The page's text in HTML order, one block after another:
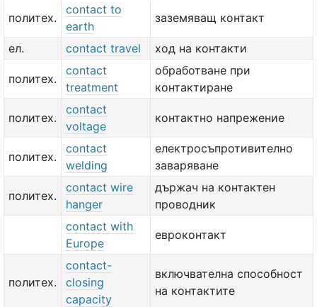
политех.
contact to
earth
заземяващ контакт
ел. contact travel ход на контакти
политех.
contact
treatment
обработване при
контактиране
политех.
contact
voltage
контактно напрежение
политех.
contact
welding
електросъпротивително
заваряване
политех.
contact wire
hanger
държач на контактен
проводник
contact with
Europe
евроконтакт
политех.
contact-
closing
capacity
включвателна способност
на контактите